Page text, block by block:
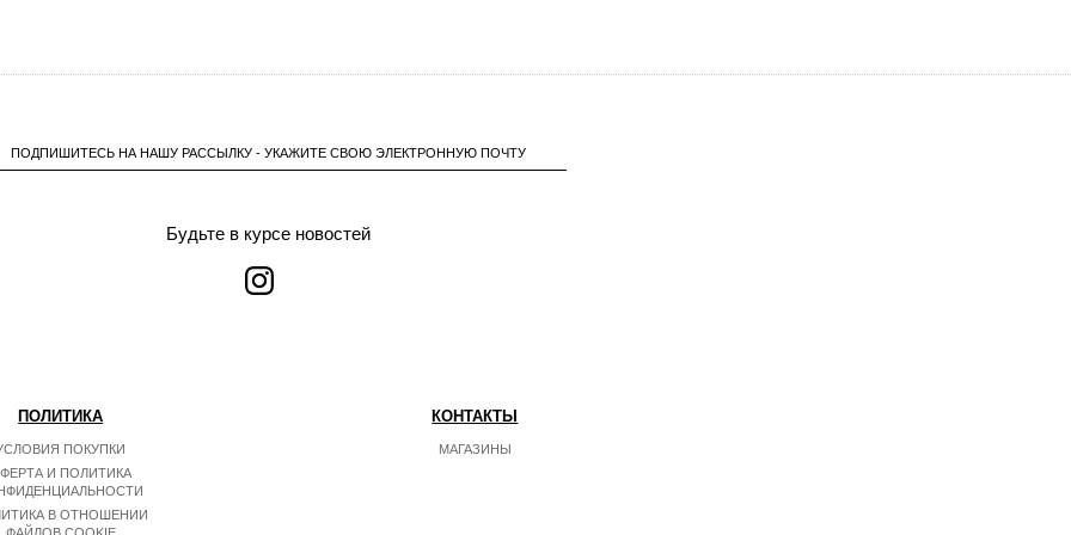
ПОДПИШИТЕСЬ НА НАШУ РАССЫЛКУ - УКАЖИТЕ СВОЮ ЭЛЕКТРОННУЮ ПОЧТУ
Будьте в курсе новостей
ПОЛИТИКА
ПОКУПКИ
И ПОЛИТИКА
В ОТНОШЕНИИ
КОНТАКТЫ
МАГАЗИНЫ